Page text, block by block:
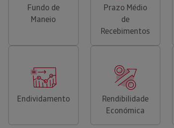
Fundo de
Maneio
Prazo Médio
de
Recebimentos
Endividamento
Rendibilidade
Económica